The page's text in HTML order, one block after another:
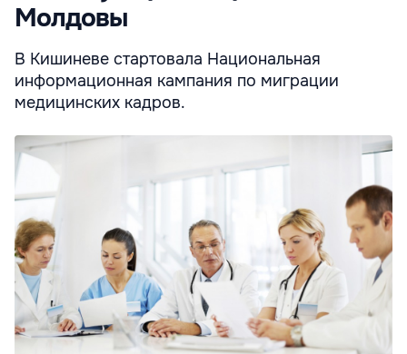
Молдовы
В Кишиневе стартовала Национальная
информационная кампания по миграции
медицинских кадров.